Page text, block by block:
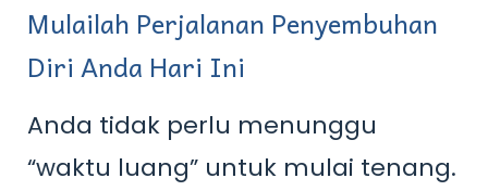
Mulailah Perjalanan Penyembuhan
Diri Anda Hari Ini
Anda tidak perlu menunggu
“waktu luang” untuk mulai tenang.